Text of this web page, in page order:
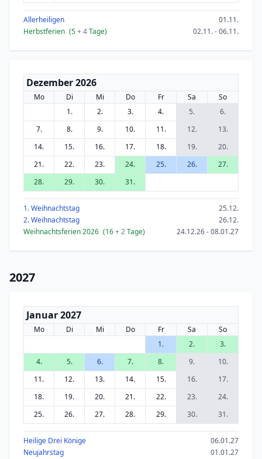
Allerheiligen
01.11.
Herbstferien (5+ 4Tage) 02.11. - 06.11.
Dezember 2026
Mo Di Mi Do Fr Sa
So
1.
2. 3. 4. 5.
6.
7.
8. 9. 10. 11. 12.
13.
14.
15. 16. 17. 18. 19.
20.
21.
22. 23. 24. 25. 26.
27.
28.
29. 30. 31.
1. Weihnachtstag
25.12.
2. Weihnachtstag
26.12.
Weihnachtsferien 2026 (16+ 2Tage) 24.12.26 - 08.01.27
2027
Januar 2027
Mo Di Mi Do Fr Sa
So
1.
2.
3.
4.
5. 6. 7. 8. 9.
10.
11.
12. 13. 14. 15. 16.
17.
18.
19. 20. 21. 22. 23.
24.
25.
26. 27. 28. 29. 30. 31.
Heilige Drei Könige
06.01.27
Neujahrstag
01.01.27